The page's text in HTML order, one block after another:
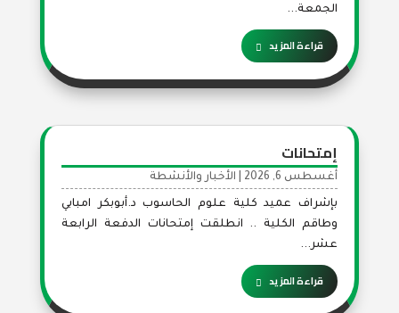
الجمعة...
قراءة المزيد
إمتحانات
أغسطس 6, 2026 الأخبار والأنشطة
بإشراف عميد كلية علوم الحاسوب د.أبوبكر امبابي
وطاقم الكلية .. انطلقت إمتحانات الدفعة الرابعة
عشر...
قراءة المزيد